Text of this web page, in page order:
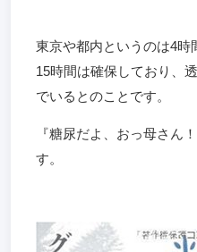
東京や都内というのは4時
15時間は確保しており、
でいるとのことです。
『糖尿だよ、おっ母さん
す。